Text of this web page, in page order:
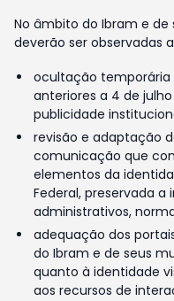
No âmbito do Ibram e de
deverão ser observadas
ocultação temporária
anteriores a 4 de
publicidade
revisão e adaptação
comunicação que
elementos da
Federal, preservada
administrativos,
adequação dos
do Ibram e de seus
quanto à identidade
aos recursos de